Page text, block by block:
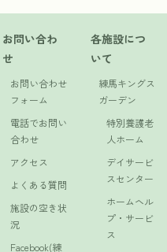
お問い合わ
せ
お問い合わせ
フォーム
電話でお問い
合わせ
アクセス
よくある質問
施設の空き状
況
Facebook(練
各施設につ
いて
練馬キングス
ガーデン
特別養護老
人ホーム
デイサービ
スセンター
ホームヘル
プ・サービ
ス